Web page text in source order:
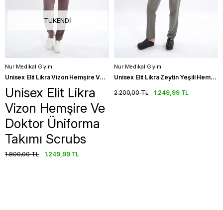
TÜKENDI
Nur Medikal Giyim
Unisex Elit Likra Vizon Hemşire Ve Doktor Üniforma Takımı Scrubs
Unisex Elit Likra
Vizon Hemşire Ve
Doktor Üniforma
Takımı Scrubs
1.249,99 TL
1.800,00 TL
Nur Medikal Giyim
Unisex Elit Likra Zeytin Yeşili Hemşire Doktor Üniforma Takımı Scrubs
1.249,99 TL
2.200,00 TL